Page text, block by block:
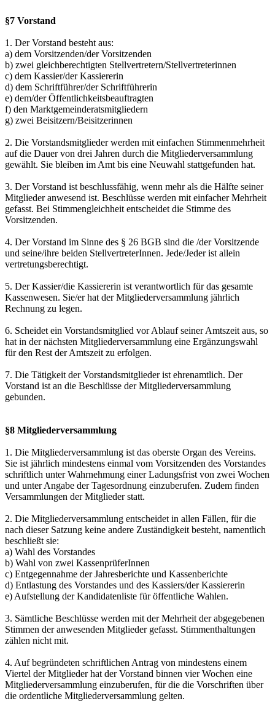
§7 Vorstand
1. Der Vorstand besteht aus:
a) dem Vorsitzenden/der Vorsitzenden
b) zwei gleichberechtigten Stellvertretern/Stellvertreterinnen
c) dem Kassier/der Kassiererin
d) dem Schriftführer/der Schriftführerin
e) dem/der Öffentlichkeitsbeauftragten
f) den Marktgemeinderatsmitgliedern
g) zwei Beisitzern/Beisitzerinnen
2. Die Vorstandsmitglieder werden mit einfachen Stimmenmehrheit
auf die Dauer von drei Jahren durch die Mitgliederversammlung
gewählt. Sie bleiben im Amt bis eine Neuwahl stattgefunden hat.
3. Der Vorstand ist beschlussfähig, wenn mehr als die Hälfte seiner
Mitglieder anwesend ist. Beschlüsse werden mit einfacher Mehrheit
gefasst. Bei Stimmengleichheit entscheidet die Stimme des
Vorsitzenden.
4. Der Vorstand im Sinne des § 26 BGB sind die /der Vorsitzende
und seine/ihre beiden StellvertreterInnen. Jede/Jeder ist allein
vertretungsberechtigt.
5. Der Kassier/die Kassiererin ist verantwortlich für das gesamte
Kassenwesen. Sie/er hat der Mitgliederversammlung jährlich
Rechnung zu legen.
6. Scheidet ein Vorstandsmitglied vor Ablauf seiner Amtszeit aus, so
hat in der nächsten Mitgliederversammlung eine Ergänzungswahl
für den Rest der Amtszeit zu erfolgen.
7. Die Tätigkeit der Vorstandsmitglieder ist ehrenamtlich. Der
Vorstand ist an die Beschlüsse der Mitgliederversammlung
gebunden.
§8 Mitgliederversammlung
1. Die Mitgliederversammlung ist das oberste Organ des Vereins.
Sie ist jährlich mindestens einmal vom Vorsitzenden des Vorstandes
schriftlich unter Wahrnehmung einer Ladungsfrist von zwei Wochen
und unter Angabe der Tagesordnung einzuberufen. Zudem finden
Versammlungen der Mitglieder statt.
2. Die Mitgliederversammlung entscheidet in allen Fällen, für die
nach dieser Satzung keine andere Zuständigkeit besteht, namentlich
beschließt sie:
a) Wahl des Vorstandes
b) Wahl von zwei KassenprüferInnen
c) Entgegennahme der Jahresberichte und Kassenberichte
d) Entlastung des Vorstandes und des Kassiers/der Kassiererin
e) Aufstellung der Kandidatenliste für öffentliche Wahlen.
3. Sämtliche Beschlüsse werden mit der Mehrheit der abgegebenen
Stimmen der anwesenden Mitglieder gefasst. Stimmenthaltungen
zählen nicht mit.
4. Auf begründeten schriftlichen Antrag von mindestens einem
Viertel der Mitglieder hat der Vorstand binnen vier Wochen eine
Mitgliederversammlung einzuberufen, für die die Vorschriften über
die ordentliche Mitgliederversammlung gelten.